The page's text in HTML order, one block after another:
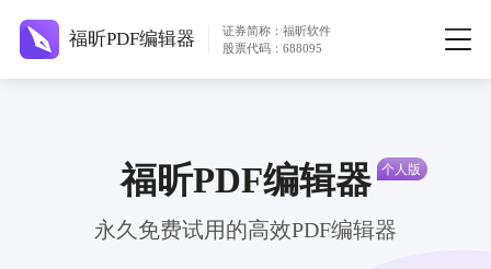
福昕PDF编辑器
证券简称：福昕软件
股票代码：688095
福昕PDF编辑器
永久免费试用的高效PDF编辑器